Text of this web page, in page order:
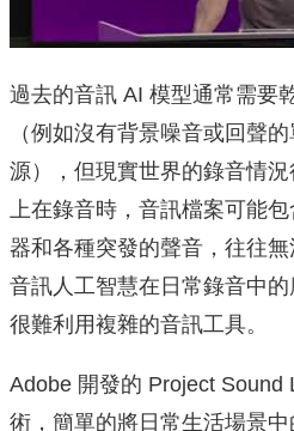
過去的音訊 AI 模型通常需要
（例如沒有背景噪音或回聲
源），但現實世界的錄音情
上在錄音時，音訊檔案可能
器和各種突發的聲音，往往
音訊人工智慧在日常錄音中
很難利用複雜的音訊工具。
Adobe 開發的 Project Sound
術，簡單的將日常生活場景中